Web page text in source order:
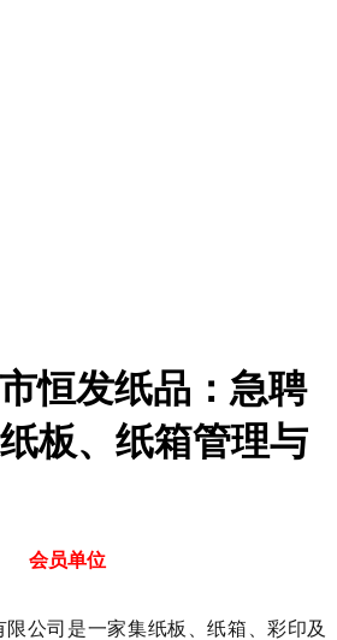
恒发纸品：急聘
板、纸箱管理与
会员单位
公司是一家集纸板、纸箱、彩印及